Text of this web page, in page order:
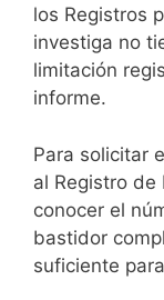
los Registros
investiga no
limitación
informe.
Para solicitar
al Registro de
conocer el
bastidor
suficiente